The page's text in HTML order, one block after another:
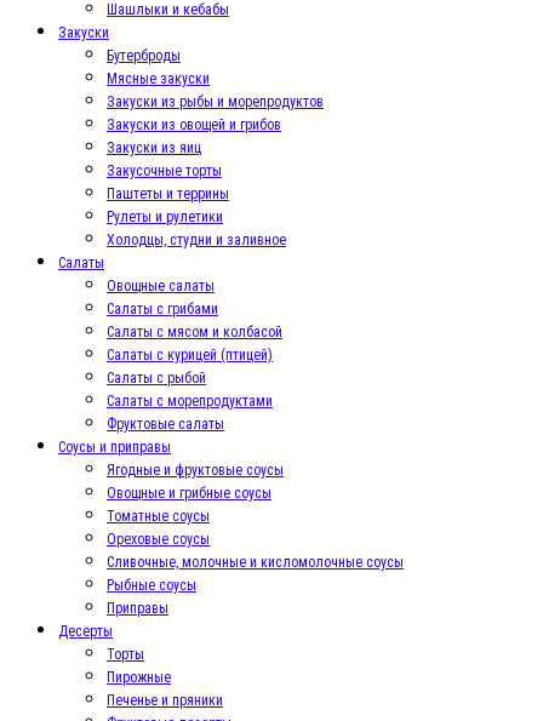
Шашлыки и кебабы
Закуски
Бутерброды
Мясные закуски
Закуски из рыбы и морепродуктов
Закуски из овощей и грибов
Закуски из яиц
Закусочные торты
Паштеты и террины
Рулеты и рулетики
Холодцы, студни и заливное
Салаты
Овощные салаты
Салаты с грибами
Салаты с мясом и колбасой
Салаты с курицей (птицей)
Салаты с рыбой
Салаты с морепродуктами
Фруктовые салаты
Соусы и приправы
Ягодные и фруктовые соусы
Овощные и грибные соусы
Томатные соусы
Ореховые соусы
Сливочные, молочные и кисломолочные соусы
Рыбные соусы
Приправы
Десерты
Торты
Пирожные
Печенье и пряники